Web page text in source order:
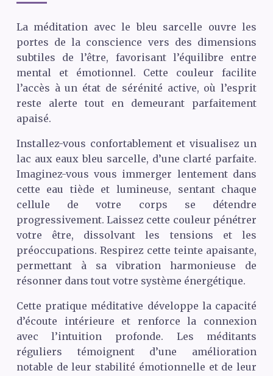
La méditation avec le bleu sarcelle ouvre les
portes de la conscience vers des dimensions
subtiles de l’être, favorisant l’équilibre entre
mental et émotionnel. Cette couleur facilite
l’accès à un état de sérénité active, où l’esprit
reste alerte tout en demeurant parfaitement
apaisé.
Installez-vous confortablement et visualisez un
lac aux eaux bleu sarcelle, d’une clarté parfaite.
Imaginez-vous vous immerger lentement dans
cette eau tiède et lumineuse, sentant chaque
cellule de votre corps se détendre
progressivement. Laissez cette couleur pénétrer
votre être, dissolvant les tensions et les
préoccupations. Respirez cette teinte apaisante,
permettant à sa vibration harmonieuse de
résonner dans tout votre système énergétique.
Cette pratique méditative développe la capacité
d’écoute intérieure et renforce la connexion
avec l’intuition profonde. Les méditants
réguliers témoignent d’une amélioration
notable de leur stabilité émotionnelle et de leur